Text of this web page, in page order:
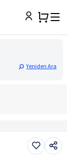
Yeniden Ara